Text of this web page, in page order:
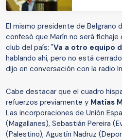
El mismo presidente de Belgrano
confesó que Marín no será fichaje
club del país: "Va a otro equipo
hablando ahí, pero no está
dijo en conversación con la radio
Cabe destacar que el cuadro
refuerzos previamente y Matías
Las incorporaciones de Unión
(Magallanes), Sebastián Pereira
(Palestino), Agustín Nadruz